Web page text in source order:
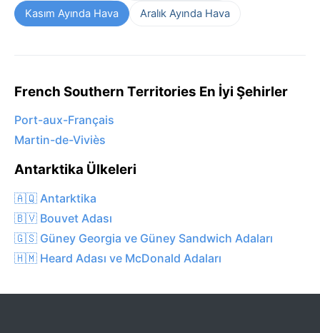
Kasım Ayında Hava
Aralık Ayında Hava
French Southern Territories En İyi Şehirler
Port-aux-Français
Martin-de-Viviès
Antarktika Ülkeleri
🇦🇶 Antarktika
🇧🇻 Bouvet Adası
🇬🇸 Güney Georgia ve Güney Sandwich Adaları
🇭🇲 Heard Adası ve McDonald Adaları